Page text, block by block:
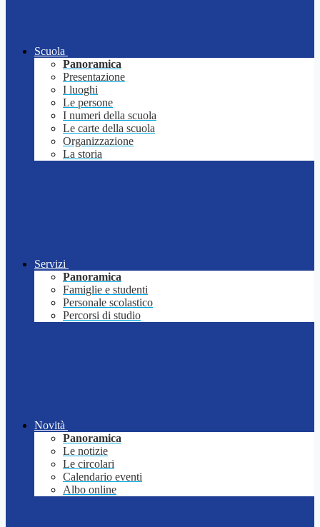
Scuola
Panoramica
Presentazione
I luoghi
Le persone
I numeri della scuola
Le carte della scuola
Organizzazione
La storia
Servizi
Panoramica
Famiglie e studenti
Personale scolastico
Percorsi di studio
Novità
Panoramica
Le notizie
Le circolari
Calendario eventi
Albo online